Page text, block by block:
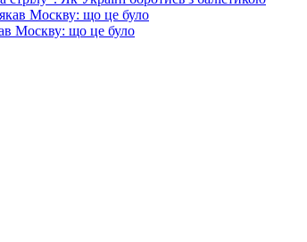
Москву: що це було